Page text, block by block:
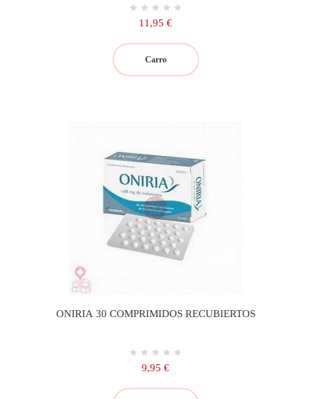
Precio
11,95 €
Carro
ONIRIA 30 COMPRIMIDOS RECUBIERTOS
Precio
9,95 €